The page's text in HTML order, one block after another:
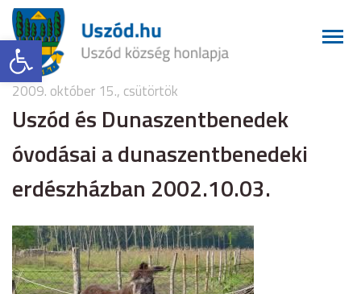
Eszköztár megnyitása
2009. október 15., csütörtök
Uszód és Dunaszentbenedek
óvodásai a dunaszentbenedeki
erdészházban 2002.10.03.